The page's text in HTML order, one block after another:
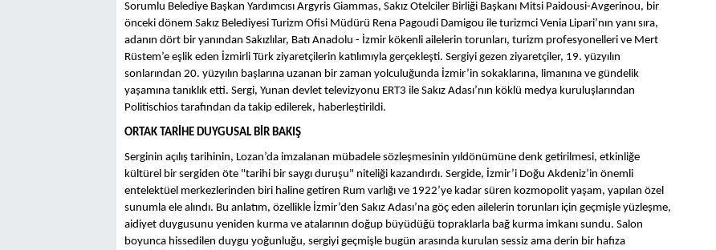
Sorumlu Belediye Başkan Yardımcısı Argyris Giammas, Sakız Otelciler Birliği Başkanı Mitsi Paidousi-Avgerinou, bir
önceki dönem Sakız Belediyesi Turizm Ofisi Müdürü Rena Pagoudi Damigou ile turizmci Venia Lipari’nın yanı sıra,
adanın dört bir yanından Sakızlılar, Batı Anadolu - İzmir kökenli ailelerin torunları, turizm profesyonelleri ve Mert
Rüstem’e eşlik eden İzmirli Türk ziyaretçilerin katılımıyla gerçekleşti. Sergiyi gezen ziyaretçiler, 19. yüzyılın
sonlarından 20. yüzyılın başlarına uzanan bir zaman yolculuğunda İzmir’in sokaklarına, limanına ve gündelik
yaşamına tanıklık etti. Sergi, Yunan devlet televizyonu ERT3 ile Sakız Adası’nın köklü medya kuruluşlarından
Politischios tarafından da takip edilerek, haberleştirildi.
ORTAK TARİHE DUYGUSAL BİR BAKIŞ
Serginin açılış tarihinin, Lozan’da imzalanan mübadele sözleşmesinin yıldönümüne denk getirilmesi, etkinliğe
kültürel bir sergiden öte "tarihi bir saygı duruşu" niteliği kazandırdı. Sergide, İzmir’i Doğu Akdeniz’in önemli
entelektüel merkezlerinden biri haline getiren Rum varlığı ve 1922’ye kadar süren kozmopolit yaşam, yapılan özel
sunumla ele alındı. Bu anlatım, özellikle İzmir’den Sakız Adası’na göç eden ailelerin torunları için geçmişle yüzleşme,
aidiyet duygusunu yeniden kurma ve atalarının doğup büyüdüğü topraklarla bağ kurma imkanı sundu. Salon
boyunca hissedilen duygu yoğunluğu, sergiyi geçmişle bugün arasında kurulan sessiz ama derin bir hafıza